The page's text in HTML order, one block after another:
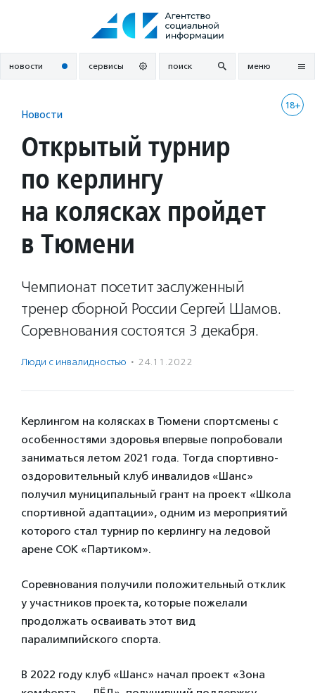
новости сервисы поиск меню
18+
Новости
Открытый турнир
по керлингу
на колясках пройдет
в Тюмени
Чемпионат посетит заслуженный
тренер сборной России Сергей Шамов.
Соревнования состоятся 3 декабря.
Люди с инвалидностью · 24.11.2022
Керлингом на колясках в Тюмени спортсмены с
особенностями здоровья впервые попробовали
заниматься летом 2021 года. Тогда спортивно-
оздоровительный клуб инвалидов «Шанс»
получил муниципальный грант на проект «Школа
спортивной адаптации», одним из мероприятий
которого стал турнир по керлингу на ледовой
арене СОК «Партиком».
Соревнования получили положительный отклик
у участников проекта, которые пожелали
продолжать осваивать этот вид
паралимпийского спорта.
В 2022 году клуб «Шанс» начал проект «Зона